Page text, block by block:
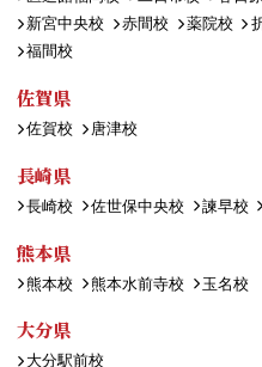
新宮中央校
赤間校 薬院校
福間校
佐賀県
佐賀校 唐津校
長崎県
長崎校 佐世保中央校 諫早校
熊本県
熊本校 熊本水前寺校 玉名校
大分県
大分駅前校